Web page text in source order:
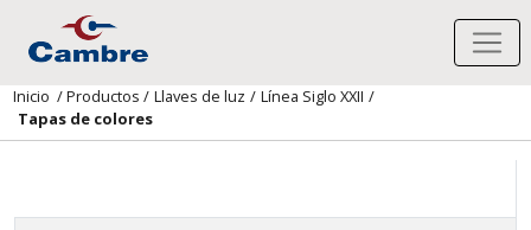
Inicio /Productos / Llaves de luz / Línea Siglo XXII /
Tapas de colores